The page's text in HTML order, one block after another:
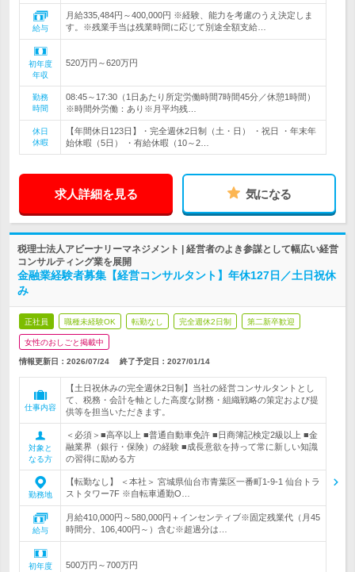
給与
月給335,484円～400,000円 ※経験、能力を考慮のうえ決定しま
す。※残業手当は残業時間に応じて別途全額支給…
初年度
年収
520万円～620万円
勤務
時間
08:45～17:30（1日あたり所定労働時間7時間45分／休憩1時間）
※時間外労働：あり※月平均残…
休日
休暇
【年間休日123日】・完全週休2日制（土・日） ・祝日 ・年末年
始休暇（5日） ・有給休暇（10～2…
求人詳細を見る 気になる
税理士法人アビーナリーマネジメント | 経営者のよき参謀として幅広い経営
コンサルティング業を展開
金融業経験者募集【経営コンサルタント】年休127日／土日祝休
み
正社員 職種未経験OK 転勤なし 完全週休2日制 第二新卒歓迎
女性のおしごと掲載中
情報更新日：2026/07/24 終了予定日： 2027/01/14
仕事内容
【土日祝休みの完全週休2日制】当社の経営コンサルタントとし
て、税務・会計を軸とした高度な財務・組織戦略の策定および提
供等を担当いただきます。
対象と
なる方
＜必須＞■高卒以上 ■普通自動車免許 ■日商簿記検定2級以上 ■金
融業界（銀行・保険）の経験 ■成長意欲を持って常に新しい知識
の習得に励める方
勤務地
【転勤なし】 ＜本社＞ 宮城県仙台市青葉区一番町1-9-1 仙台トラ
ストタワー7F ※自転車通勤O…
給与
月給410,000円～580,000円＋インセンティブ※固定残業代（月45
時間分、106,400円～）含む※超過分は…
初年度
500万円～700万円